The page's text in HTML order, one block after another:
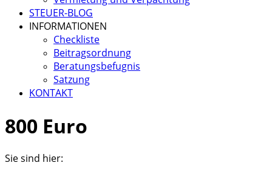
STEUER-BLOG
INFORMATIONEN
Checkliste
Beitragsordnung
Beratungsbefugnis
Satzung
KONTAKT
800 Euro
Sie sind hier: